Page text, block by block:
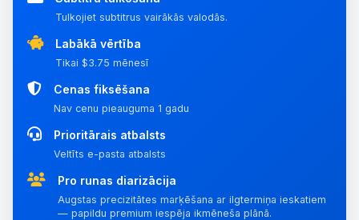
Tulkojiet subtitrus vairākās valodās.
Labākā vērtība
Tikai $3.75 mēnesī
Cenas fiksēšana
Nav cenu pieauguma 1 gadu
Prioritārais atbalsts
Veltīts e-pasta atbalsts
Pro runas diarizācija
Augstas precizitātes marķēšana ar ilgtermiņa ieskatiem
— papildu premium iespēja ikmēneša plānā.